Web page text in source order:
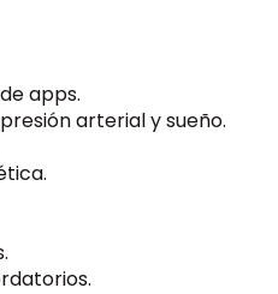
deapps.
presiónarterialysueño.